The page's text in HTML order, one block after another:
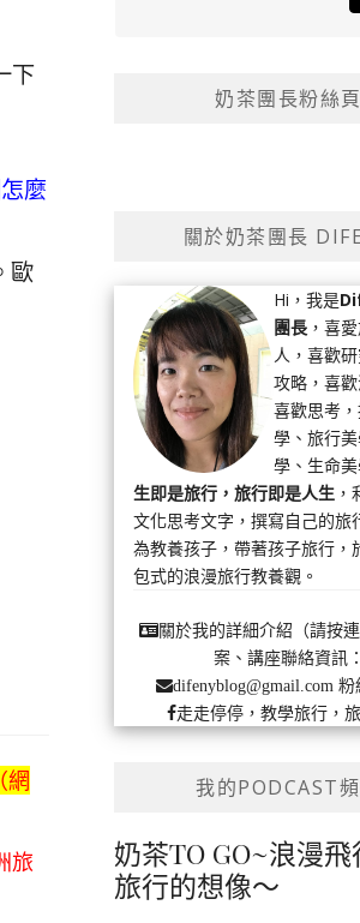
下
麼
網
奶茶團長粉絲頁
關於奶茶團長
Hi，我是
團長 ，喜
人，喜歡
攻略，喜
喜歡思考
學、旅行
學、生命
生即是旅行，旅行即是人生
文化思考文字，撰寫自己的旅
為教養孩子，帶著孩子旅行，
包式的浪漫旅行教養觀。
關於我的詳細介紹（請按
案、講座聯絡資訊：
difenyblog@gmail.com粉
走走停停，教學旅行，
我的PODCAST
奶茶TO GO~浪漫
旅行的想像～